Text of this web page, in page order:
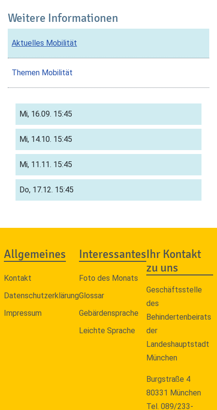
Weitere Informationen
Aktuelles Mobilität
Themen Mobilität
Mi, 16.09. 15:45
Mi, 14.10. 15:45
Mi, 11.11. 15:45
Do, 17.12. 15:45
Allgemeines
Kontakt
Datenschutzerklärung
Impressum
Interessantes
Foto des Monats
Glossar
Gebärdensprache
Leichte Sprache
Ihr Kontakt
zu uns
Geschäftsstelle
des
Behindertenbeirats
der
Landeshauptstadt
München
Burgstraße 4
80331 München
Tel. 089/233-